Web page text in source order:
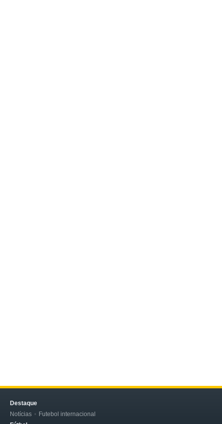
Destaque
Notícias
Futebol internacional